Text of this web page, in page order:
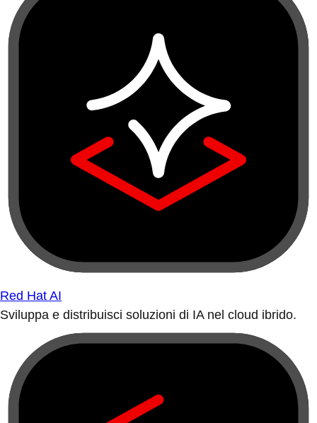
Red Hat AI
Sviluppa e distribuisci soluzioni di IA nel cloud ibrido.